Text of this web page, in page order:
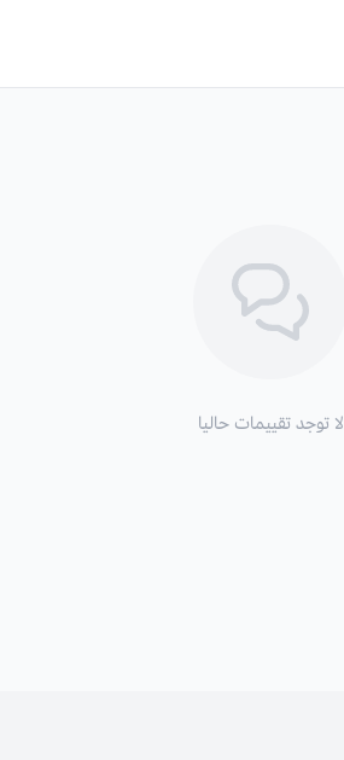
لا توجد تقييمات حاليا